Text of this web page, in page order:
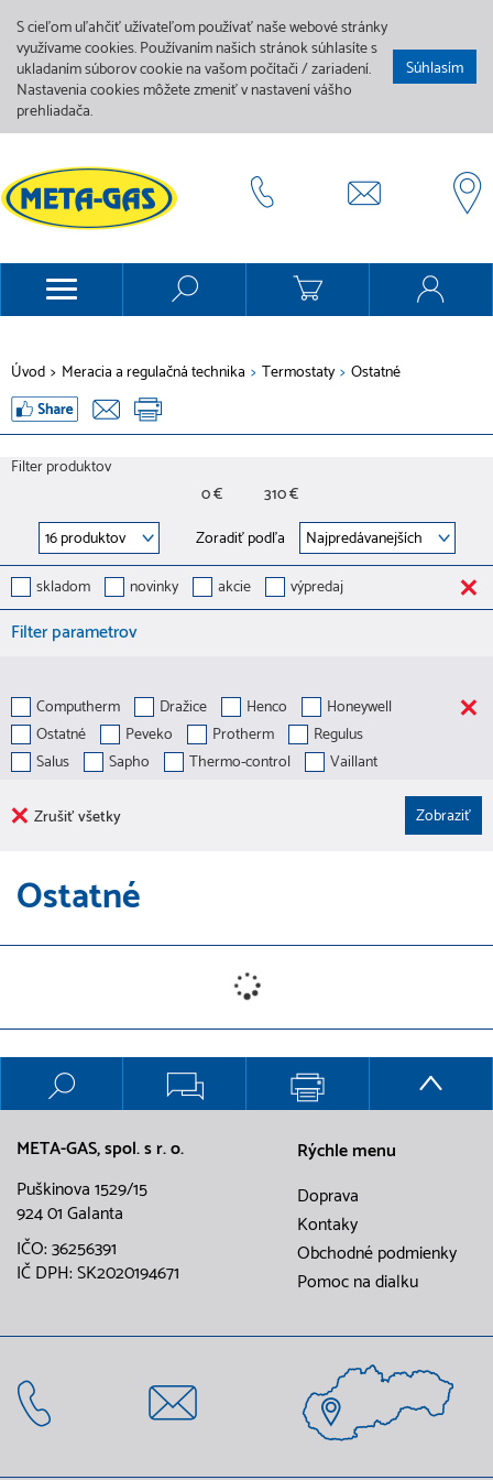
S cieľom uľahčiť užívateľom používať naše webové stránky
využívame cookies. Používaním našich stránok súhlasíte s
ukladaním súborov cookie na vašom počítači / zariadení.
Nastavenia cookies môžete zmeniť v nastavení vášho
prehliadača.
Súhlasím
Úvod > Meracia a regulačná technika > Termostaty > Ostatné
Filter produktov
0 €
310 €
Zoradiť podľa
skladom
novinky akcie výpredaj
Filter parametrov
Computherm Dražice Henco
Honeywell
Ostatné
Peveko Protherm
Regulus
Salus
Sapho Thermo-control Vaillant
Zrušiť všetky
Ostatné
META-GAS, spol. s r. o.
Puškinova 1529/15
924 01 Galanta
IČO: 36256391
IČ DPH: SK2020194671
Rýchle menu
Doprava
Kontaky
Obchodné podmienky
Pomoc na dialku